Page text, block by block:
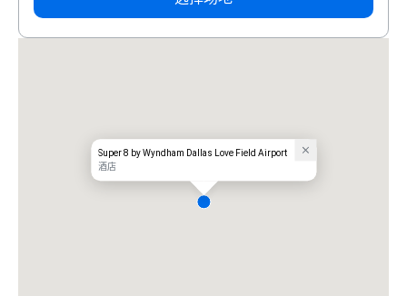
Super 8 by Wyndham Dallas Love Field Airport
酒店